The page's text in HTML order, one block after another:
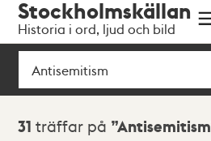
navigationen
huvudinnehållet
Stockholmskällan
Historia i ord, ljud och bild
Sök
Sökresultat
31 träffar på Antisemitism